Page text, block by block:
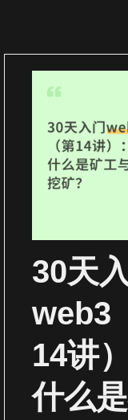
30天
web3
14讲
什么